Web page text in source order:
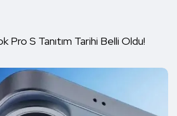
Pro S Tanıtım Tarihi Belli Oldu!